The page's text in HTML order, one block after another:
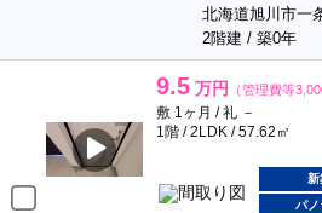
北海道旭川市一
2階建 / 築0年
9.5 万円 （管理費等
敷 1ヶ月 / 礼 －
1階 / 2LDK / 57.62㎡
新
パノ